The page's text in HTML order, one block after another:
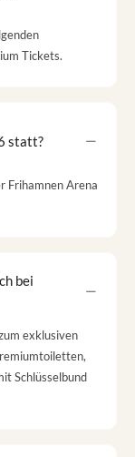
Tickets.
statt?
Frihamnen Arena
bei
exklusiven
Schlüsselbund